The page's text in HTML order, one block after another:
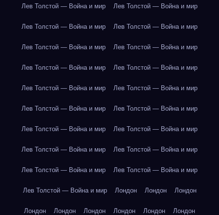
Лев Толстой — Война и мир Лев Толстой — Война и мир
Лев Толстой — Война и мир Лев Толстой — Война и мир
Лев Толстой — Война и мир Лев Толстой — Война и мир
Лев Толстой — Война и мир Лев Толстой — Война и мир
Лев Толстой — Война и мир Лев Толстой — Война и мир
Лев Толстой — Война и мир Лев Толстой — Война и мир
Лев Толстой — Война и мир Лев Толстой — Война и мир
Лев Толстой — Война и мир Лев Толстой — Война и мир
Лев Толстой — Война и мир Лев Толстой — Война и мир
Лев Толстой — Война и мир Лондон Лондон Лондон
Лондон Лондон Лондон Лондон Лондон Лондон